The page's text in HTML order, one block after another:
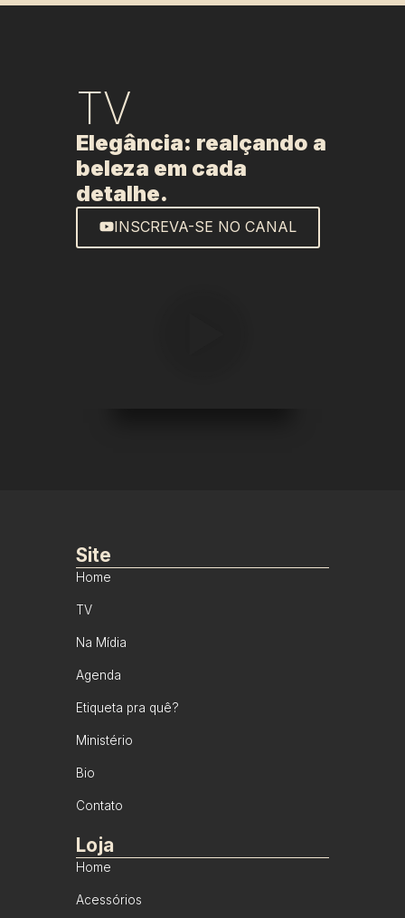
TV
Elegância: realçando a
beleza em cada
detalhe.
INSCREVA-SE NO CANAL
Site
Home
TV
Na Mídia
Agenda
Etiqueta pra quê?
Ministério
Bio
Contato
Loja
Home
Acessórios